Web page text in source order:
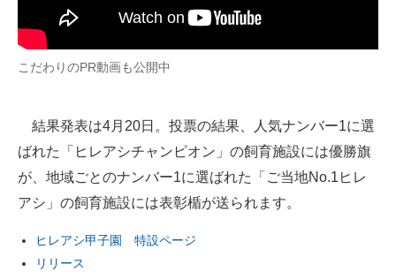
こだわりのPR動画も公開中
結果発表は4月20日。投票の結果、人気ナンバー1に選
ばれた「ヒレアシチャンピオン」の飼育施設には優勝旗
が、地域ごとのナンバー1に選ばれた「ご当地No.1ヒレ
アシ」の飼育施設には表彰楯が送られます。
ヒレアシ甲子園 特設ページ
リリース